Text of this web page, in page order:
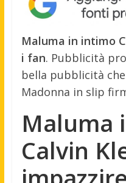
Maluma in intimo
i fan. Pubblicità
bella pubblicità
Madonna in slip
Maluma
Calvin